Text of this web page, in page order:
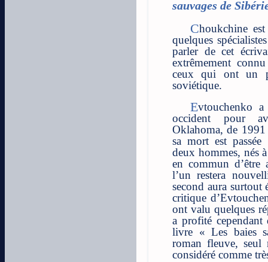
sauvages de
Choukchine est un inconnu en France. Seuls
quelques
parler de cet
extrêmement
ceux qui ont un
soviétique.
Evtouchenko a pu être davantage connu en
occident pour
Oklahoma, de
sa mort est
deux hommes, nés
en commun d’être
l’un restera
second aura surtout
critique
ont valu quelques
a profité cependant
livre « Les baies
roman fleuve,
considéré comme